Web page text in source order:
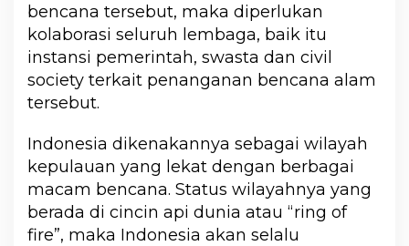
bencana tersebut, maka diperlukan
kolaborasi seluruh lembaga, baik itu
instansi pemerintah, swasta dan civil
society terkait penanganan bencana alam
tersebut.
Indonesia dikenakannya sebagai wilayah
kepulauan yang lekat dengan berbagai
macam bencana. Status wilayahnya yang
berada di cincin api dunia atau “ring of
fire”, maka Indonesia akan selalu